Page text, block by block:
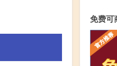
免费可